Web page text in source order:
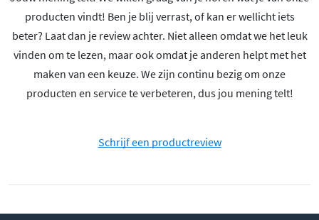
producten vindt! Ben je blij verrast, of kan er wellicht iets
beter? Laat dan je review achter. Niet alleen omdat we het leuk
vinden om te lezen, maar ook omdat je anderen helpt met het
maken van een keuze. We zijn continu bezig om onze
producten en service te verbeteren, dus jou mening telt!
Schrijf een productreview